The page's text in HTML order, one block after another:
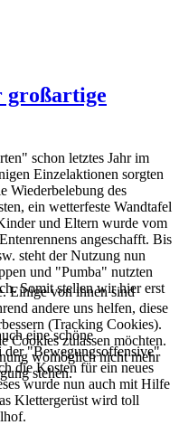
großartige
schon letztes Jahr im
Einzelaktionen sorgten
Wiederbelebung des
ein wetterfeste Wandtafel
und Eltern wurde vom
angeschafft. Bis
steht der Nutzung nun
und "Pumba" nutzten
Somit stellen wir hier erst
eine schöne
der "Bewegungsoffensive"
die Kosten für ein neues
wurde nun auch mit Hilfe
Klettergerüst wird toll
Einige von ihnen sind
andere uns helfen, diese
(Tracking Cookies).
Cookies zulassen möchten.
womöglich nicht mehr
stehen.